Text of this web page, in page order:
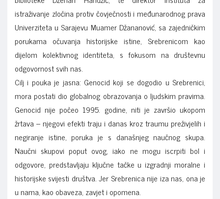
istraživanje zločina protiv čovječnosti i međunarodnog prava
Univerziteta u Sarajevu Muamer Džananović, sa zajedničkim
porukama očuvanja historijske istine, Srebrenicom kao
dijelom kolektivnog identiteta, s fokusom na društevnu
odgovornost svih nas.
Cilj i pouka je jasna: Genocid koji se dogodio u Srebrenici,
mora postati dio globalnog obrazovanja o ljudskim pravima.
Genocid nije počeo 1995. godine, niti je završio ukopom
žrtava – njegovi efekti traju i danas kroz traumu preživjelih i
negiranje istine, poruka je s današnjeg naučnog skupa.
Naučni skupovi poput ovog, iako ne mogu iscrpiti bol i
odgovore, predstavljaju ključne tačke u izgradnji moralne i
historijske svijesti društva. Jer Srebrenica nije iza nas, ona je
u nama, kao obaveza, zavjet i opomena.